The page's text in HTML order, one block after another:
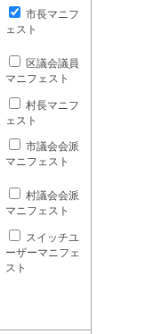
市長マニフ
ェスト
区議会議員
マニフェスト
村長マニフ
ェスト
市議会会派
マニフェスト
村議会会派
マニフェスト
スイッチユ
ーザーマニフェ
スト